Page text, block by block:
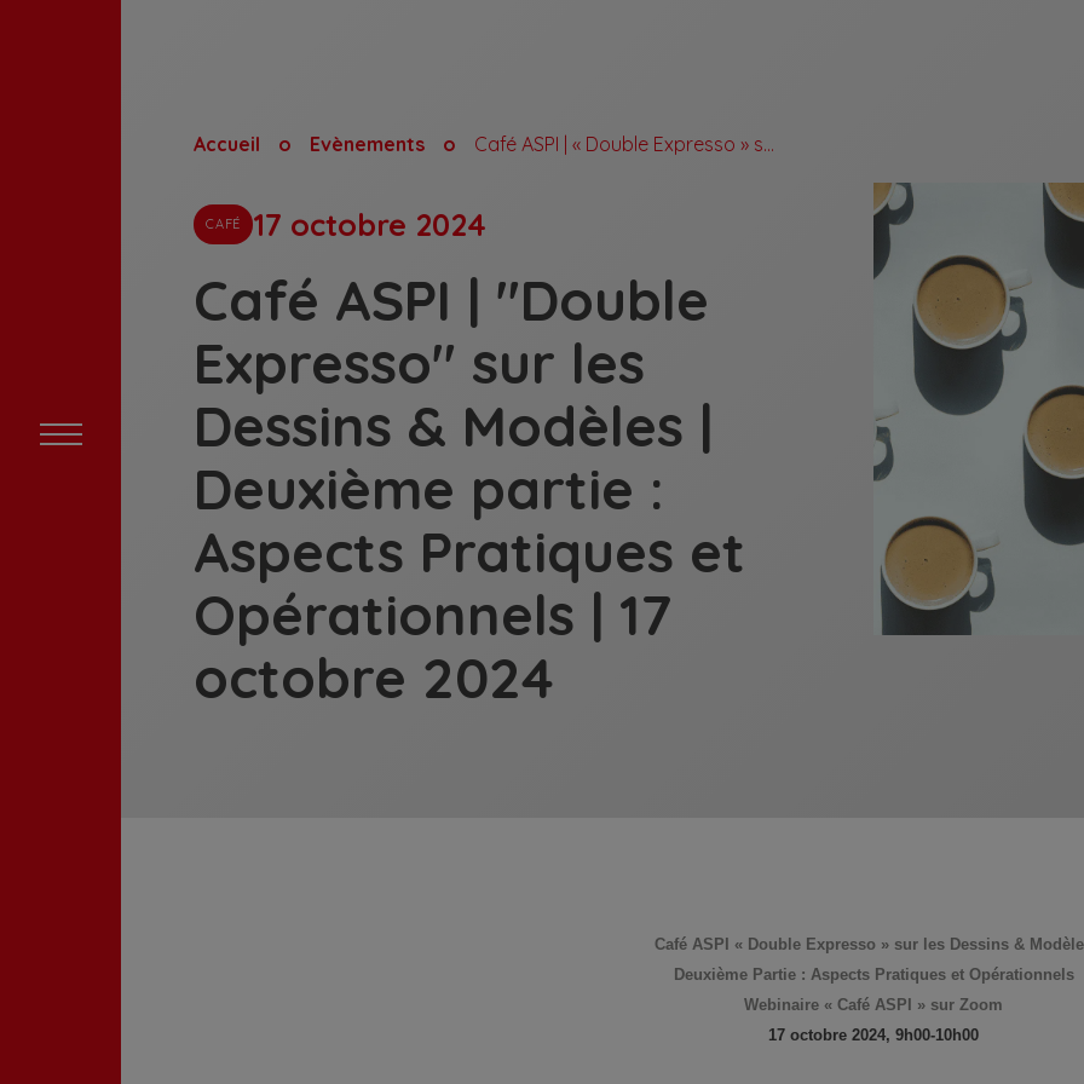
Accueil Evènements Café ASPI | « Double Expresso » sur les Dessins & Modèles | Deuxième partie : Aspects Pratiques et Opérationnels | 17 octobre 2024
CAFÉ 17 octobre 2024
Café ASPI | "Double
Expresso" sur les
Dessins & Modèles |
Deuxième partie :
Aspects Pratiques et
Opérationnels | 17
octobre 2024
Café ASPI « Double Expresso » sur les Dessins &
Deuxième Partie : Aspects Pratiques et Opérationnels
Webinaire « Café ASPI » sur Zoom
17 octobre 2024, 9h00-10h00